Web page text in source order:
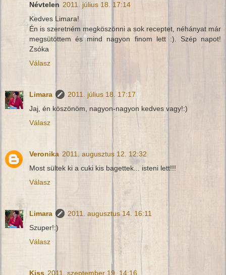
Névtelen 2011. július 18. 17:14
Kedves Limara!
Én is szeretném megköszönni a sok receptet, néhányat már
megsütöttem és mind nagyon finom lett :). Szép napot!
Zsóka
Válasz
Limara
2011. július 18. 17:17
Jaj, én köszönöm, nagyon-nagyon kedves vagy!:)
Válasz
Veronika 2011. augusztus 12. 12:32
Most sültek ki a cuki kis bagettek... isteni lett!!!
Válasz
Limara
2011. augusztus 14. 16:11
Szuper!:)
Válasz
Kiss 2011. szeptember 19. 14:16